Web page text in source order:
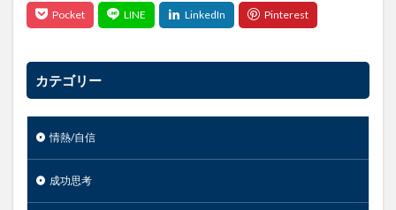
カテゴリー
情熱/自信
成功思考